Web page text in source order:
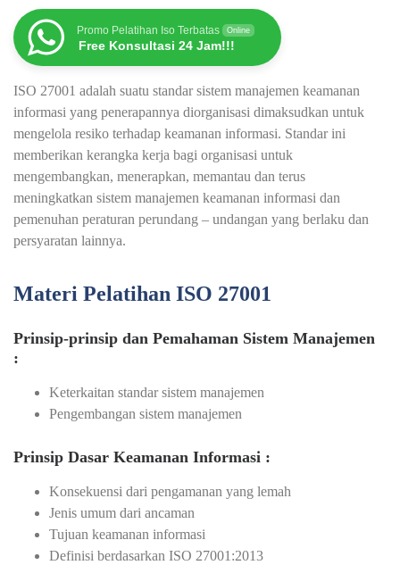
Promo Pelatihan Iso Terbatas Online
Free Konsultasi 24 Jam!!!
ISO 27001 adalah suatu standar sistem manajemen keamanan
informasi yang penerapannya diorganisasi dimaksudkan untuk
mengelola resiko terhadap keamanan informasi. Standar ini
memberikan kerangka kerja bagi organisasi untuk
mengembangkan, menerapkan, memantau dan terus
meningkatkan sistem manajemen keamanan informasi dan
pemenuhan peraturan perundang – undangan yang berlaku dan
persyaratan lainnya.
Materi Pelatihan ISO 27001
Prinsip-prinsip dan Pemahaman Sistem Manajemen
:
Keterkaitan standar sistem manajemen
Pengembangan sistem manajemen
Prinsip Dasar Keamanan Informasi :
Konsekuensi dari pengamanan yang lemah
Jenis umum dari ancaman
Tujuan keamanan informasi
Definisi berdasarkan ISO 27001:2013